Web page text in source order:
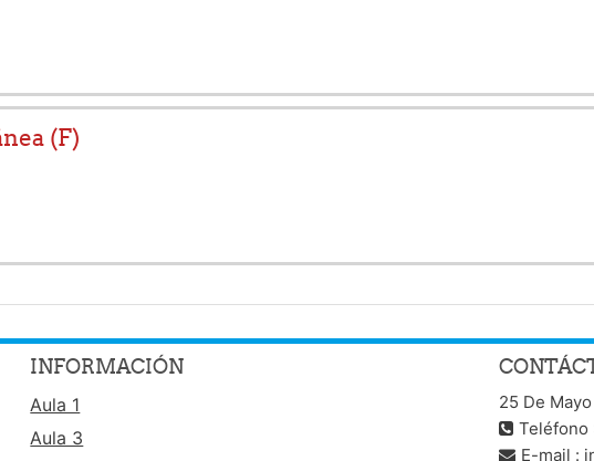
(F)
INFORMACIÓN
Aula 1
Aula 3
25 De
E-mail :